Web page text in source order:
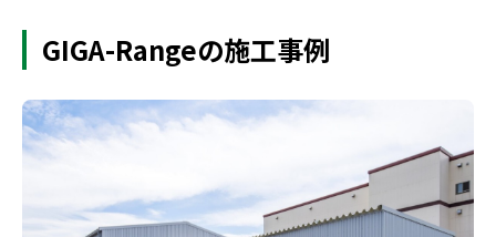
GIGA-Rangeの施工事例